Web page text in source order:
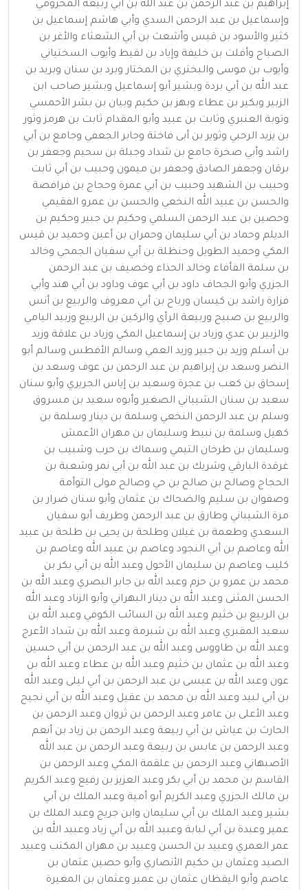
إبراهيم بن عبد الرحمن بن عبد الله بن أبي ربيعة المخزومي
وإسماعيل بن عبد الرحمن السدي وأبي هاشم إسماعيل بن
كثير والأسود بن قيس وأشعث بن أبي الشعثاء والأغر بن
الصباح وأفلت بن خليفة وإياد بن لقيط وأيوب السختياني
وأيوب بن موسى والبختري بن المختار وبرد بن سنان وبريد بن
عبد الله بن أبي بردة وبشير أبو إسماعيل وبشير صاحب ابن
الزبير وبكير بن عطاء وبهز بن حكيم وبيان بن بشر الأحمسي
وتوبة العنبري وثابت بن عبيد وأبو المقدام ثابت بن هرمز وثور
بن يزيد الرحبي وثوير بن أبى فاختة وجابر الجعفي وجامع بن أبي
راشد وأبي صخرة جامع بن شداد وجبلة بن سحيم وجعفر بن
برقان وجعفر الصادق وجعفر بن ميمون وحبيب بن أبي ثابت
وحبيب بن الشهيد وحبيب بن أبي عمرة وحجاج بن فرافصة
والحسن بن عبيد الله النخعي والحسن بن عمرو الفقيمي
وحصين بن عبد الرحمن السلمي وحكيم بن جبير وحكيم بن
الديلم وحماد بن أبي سليمان وحمران بن أعين وحميد بن قيس
المكي وحميد الطويل وحنظلة بن أبي سفيان الجمحي وخالد
بن سلمة الفأفاء وخالد الحذاء وخصيف بن عبد الرحمن
الجزري وأبو الجحاف داود بن أبي عوف وداود بن أبي هند وأبي
فزارة راشد بن كيسان ورباح بن أبي معروف والربيع بن أنس
والربيع بن صبيح وربيعة الرأي والركين بن الربيع وزبيد اليامي
والزبير بن عدي وزياد بن إسماعيل المكي وزياد بن علاقة وزيد
بن أسلم وزيد بن جبير وزيد العمي وسالم الأفطس وسالم أبو
النضر وسعد بن إبراهيم بن عبد الرحمن بن عوف وسعد بن
إسحاق بن كعب بن عجرة وسعيد بن إياس الجريري وأبو سنان
سعيد بن سنان الشيباني الصغير وأبوه سعيد بن مسروق
وسلم بن عبد الرحمن النخعي وسلمة بن دينار وسلمة بن
كهيل وسلمة بن نبيط وسليمان بن مهران الأعمش
وسليمان بن طرخان التيمي وسماك بن حرب وشبيب بن
غرقدة البارقي وشريك بن عبد الله بن أبي نمر وشعبة بن
الحجاج وصالح بن صالح بن حي وصالح مولى التوأمة
وصفوان بن سليم والضحاك بن عثمان وأبو سنان ضرار بن
مرة الشيباني وطارق بن عبد الرحمن وطريف أبو سفيان
السعدي وطعمة بن غيلان وطلحة بن يحيى بن طلحة بن عبيد
الله وعاصم بن أبي النجود وعاصم بن عبيد الله وعاصم بن
كليب وعاصم بن سليمان الأحول وعبد الله بن أبي بكر بن
محمد بن عمرو بن حزم وعبد الله بن جابر البصري وعبد الله بن
الحسن المثنى وعبد الله بن دينار البهراني وأبو الزناد وعبد الله
بن الربيع بن خثيم وعبد الله بن السائب الكوفي وعبد الله بن
سعيد المقبري وعبد الله بن شبرمة وعبد الله بن شداد الأعرج
وعبد الله بن طاووس وعبد الله بن عبد الرحمن بن أبي حسين
وعبد الله بن عثمان بن خثيم وعبد الله بن عطاء وعبد الله بن
عون وعبد الله بن عيسى بن عبد الرحمن بن أبي ليلى وعبد الله
بن أبي لبيد وعبد الله بن محمد بن عقيل وعبد الله بن أبي نجيح
وعبد الأعلى بن عامر وعبد الرحمن بن ثروان وعبد الرحمن بن
الحارث بن عياش بن أبي ربيعة وعبد الرحمن بن زياد بن أنعم
وعبد الرحمن بن عابس بن ربيعة وعبد الرحمن بن عبد الله
الأصبهاني وعبد الرحمن بن علقمة المكي وعبد الرحمن بن
القاسم بن محمد بن أبي بكر وعبد العزيز بن رفيع وعبد الكريم
بن مالك الجزري وعبد الكريم أبو أمية وعبد الملك بن أبي
بشير وعبد الملك بن أبي سليمان وابن جريج وعبد الملك بن
عمير وعبدة بن أبي لبابة وعبيد الله بن أبي زياد وعبيد الله بن
عمر العمري وعبيد بن الحسن وعبيد بن مهران المكتب وعبيد
الصيد وعثمان بن حكيم الأنصاري وأبو حصين عثمان بن
عاصم وأبو اليقظان عثمان بن عمير وعثمان بن المغيرة